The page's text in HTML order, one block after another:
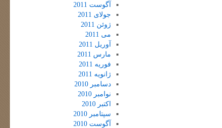
آگوست 2011
جولای 2011
ژوئن 2011
می 2011
آوریل 2011
مارس 2011
فوریه 2011
ژانویه 2011
دسامبر 2010
نوامبر 2010
اکتبر 2010
سپتامبر 2010
آگوست 2010